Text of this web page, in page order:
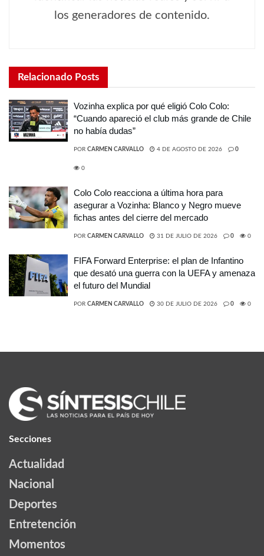
los generadores de contenido.
Relacionado Posts
Vozinha explica por qué eligió Colo Colo:
“Cuando apareció el club más grande de Chile
no había dudas”
POR CARMEN CARVALLO 4 DE AGOSTO DE 2026 0
0
Colo Colo reacciona a última hora para
asegurar a Vozinha: Blanco y Negro mueve
fichas antes del cierre del mercado
POR CARMEN CARVALLO 31 DE JULIO DE 2026 0 0
FIFA Forward Enterprise: el plan de Infantino
que desató una guerra con la UEFA y amenaza
el futuro del Mundial
POR CARMEN CARVALLO 30 DE JULIO DE 2026 0 0
Secciones
Actualidad
Nacional
Deportes
Entretención
Momentos